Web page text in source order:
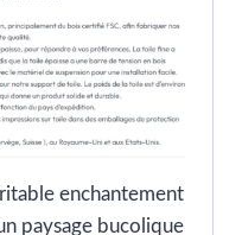
enchantement
paysage bucolique